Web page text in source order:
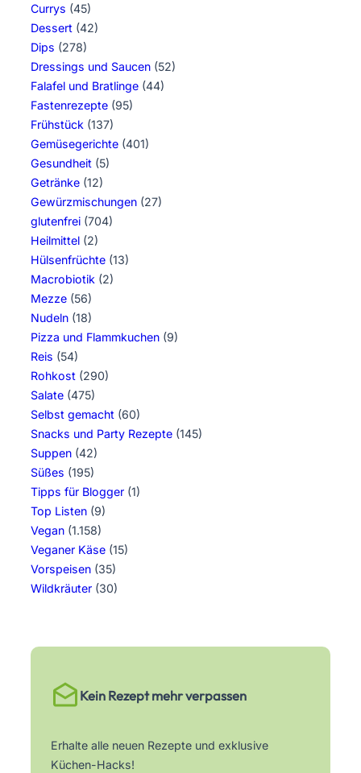
Currys (45)
Dessert (42)
Dips (278)
Dressings und Saucen (52)
Falafel und Bratlinge (44)
Fastenrezepte (95)
Frühstück (137)
Gemüsegerichte (401)
Gesundheit (5)
Getränke (12)
Gewürzmischungen (27)
glutenfrei (704)
Heilmittel (2)
Hülsenfrüchte (13)
Macrobiotik (2)
Mezze (56)
Nudeln (18)
Pizza und Flammkuchen (9)
Reis (54)
Rohkost (290)
Salate (475)
Selbst gemacht (60)
Snacks und Party Rezepte (145)
Suppen (42)
Süßes (195)
Tipps für Blogger (1)
Top Listen (9)
Vegan (1.158)
Veganer Käse (15)
Vorspeisen (35)
Wildkräuter (30)
Kein Rezept mehr verpassen
Erhalte alle neuen Rezepte und exklusive
Küchen-Hacks!